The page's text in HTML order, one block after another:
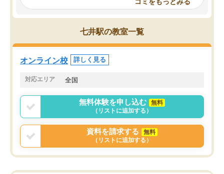
見てから講師を決定する事ができま
す。
うちの子は、初回面談の講師の方で決
オンラインツールを使用した単語帳の
共有があり宿題もそちらで出される形
でした。
言う事で講師変更の申し出があり、あ
まりに短期での変更だった為、塾に通
う事にして退会しました。遅れも取り
戻せ、授業内容や講師の方は良かった
と思います。
くか相談したのですが、
ち期待したものではなく
くなってきたようなので
七井駅の教室一覧
オンライン校 詳しく見る
対応エリア 全国
無料体験を申し込む
無料
（リストに追加する）
資料を請求する
無料
（リストに追加する）